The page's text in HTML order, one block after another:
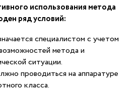
использования метода
ряд условий:
специалистом с учетом
метода и
ситуации.
проводиться на аппаратуре
класса.